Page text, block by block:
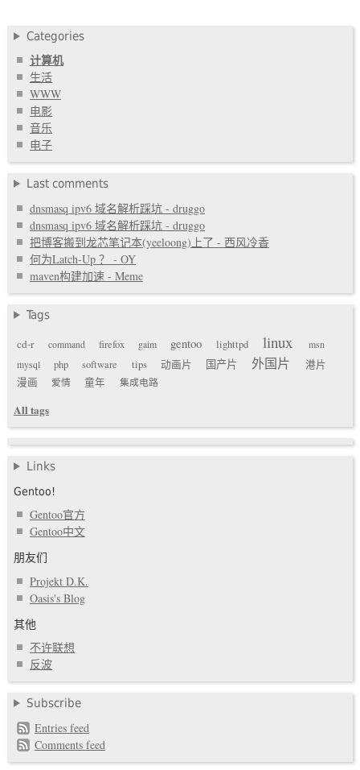
Categories
计算机
生活
WWW
电影
音乐
电子
Last comments
dnsmasq ipv6 域名解析踩坑 - druggo
dnsmasq ipv6 域名解析踩坑 - druggo
把博客搬到龙芯笔记本(yeeloong)上了 - 西风冷香
何为Latch-Up ？ - OY
maven构建加速 - Meme
Tags
cd-r
command firefox gaim gentoo lighttpd linux
msn
mysql
php software tips 动画片 国产片 外国片
港片
漫画
爱情 童年 集成电路
All tags
Links
Gentoo!
Gentoo官方
Gentoo中文
朋友们
Projekt D.K.
Oasis's Blog
其他
不许联想
反波
Subscribe
Entries feed
Comments feed